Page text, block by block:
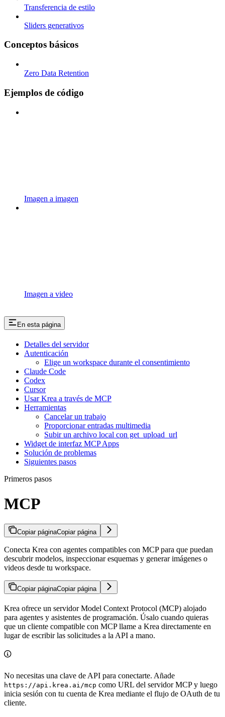
Transferencia de estilo
Sliders generativos
Conceptos básicos
Zero Data Retention
Ejemplos de código
Imagen a imagen
Imagen a video
En esta página
Detalles del servidor
Autenticación
Elige un workspace durante el consentimiento
Claude Code
Codex
Cursor
Usar Krea a través de MCP
Herramientas
Cancelar un trabajo
Proporcionar entradas multimedia
Subir un archivo local con get_upload_url
Widget de interfaz MCP Apps
Solución de problemas
Siguientes pasos
Primeros pasos
MCP
Copiar páginaCopiar página
Conecta Krea con agentes compatibles con MCP para que puedan
descubrir modelos, inspeccionar esquemas y generar imágenes o
videos desde tu workspace.
Copiar páginaCopiar página
Krea ofrece un servidor Model Context Protocol (MCP) alojado
para agentes y asistentes de programación. Úsalo cuando quieras
que un cliente compatible con MCP llame a Krea directamente en
lugar de escribir las solicitudes a la API a mano.
No necesitas una clave de API para conectarte. Añade
https://api.krea.ai/mcp como URL del servidor MCP y luego
inicia sesión con tu cuenta de Krea mediante el flujo de OAuth de tu
cliente.